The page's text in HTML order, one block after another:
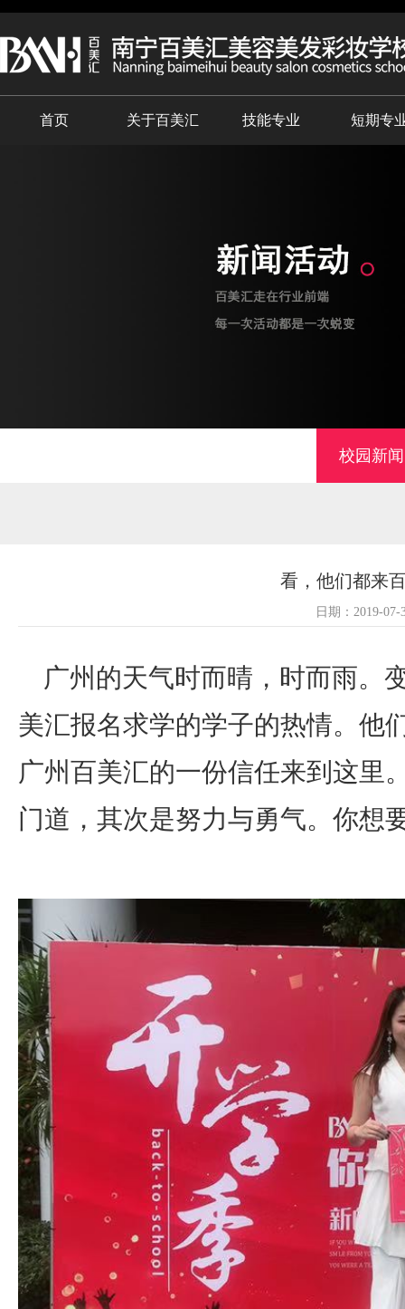
首页 关于百美汇 技能专业 短期专
校园新闻
看，他们都来
日期：2019-
广州的天气时而晴，时而雨。
美汇报名求学的学子的热情。他
广州百美汇的一份信任来到这里
门道，其次是努力与勇气。你想